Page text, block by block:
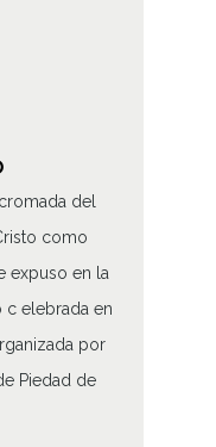
del
como
expuso en la
c elebrada en
por
Piedad de